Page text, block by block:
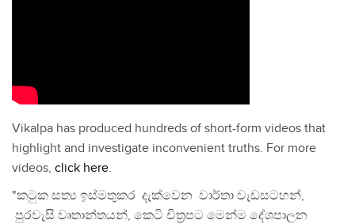
Vikalpa has produced hundreds of short-form videos that
highlight and investigate inconvenient truths. For more
videos, click here.
"කටුක සත්‍ය ඉස්මතුකර දැක්වෙන වාර්තා වැඩසටහන්,
පුරවැසි වෘතාන්තයන්, කෙටි චිත්‍රපට මෙන්ම දේශපාලන